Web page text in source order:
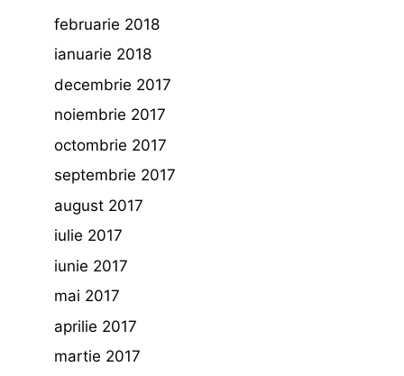
februarie 2018
ianuarie 2018
decembrie 2017
noiembrie 2017
octombrie 2017
septembrie 2017
august 2017
iulie 2017
iunie 2017
mai 2017
aprilie 2017
martie 2017